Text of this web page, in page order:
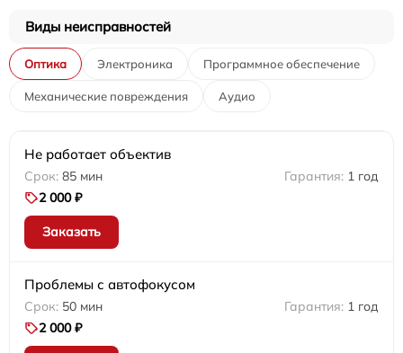
Виды неисправностей
Оптика Электроника Программное обеспечение
Механические повреждения Аудио
Не работает объектив
85 мин
1 год
2 000 ₽
Заказать
Проблемы с автофокусом
50 мин
1 год
2 000 ₽